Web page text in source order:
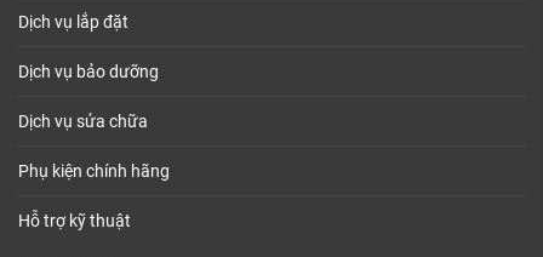
Dịch vụ lắp đặt
Dịch vụ bảo dưỡng
Dịch vụ sửa chữa
Phụ kiện chính hãng
Hỗ trợ kỹ thuật